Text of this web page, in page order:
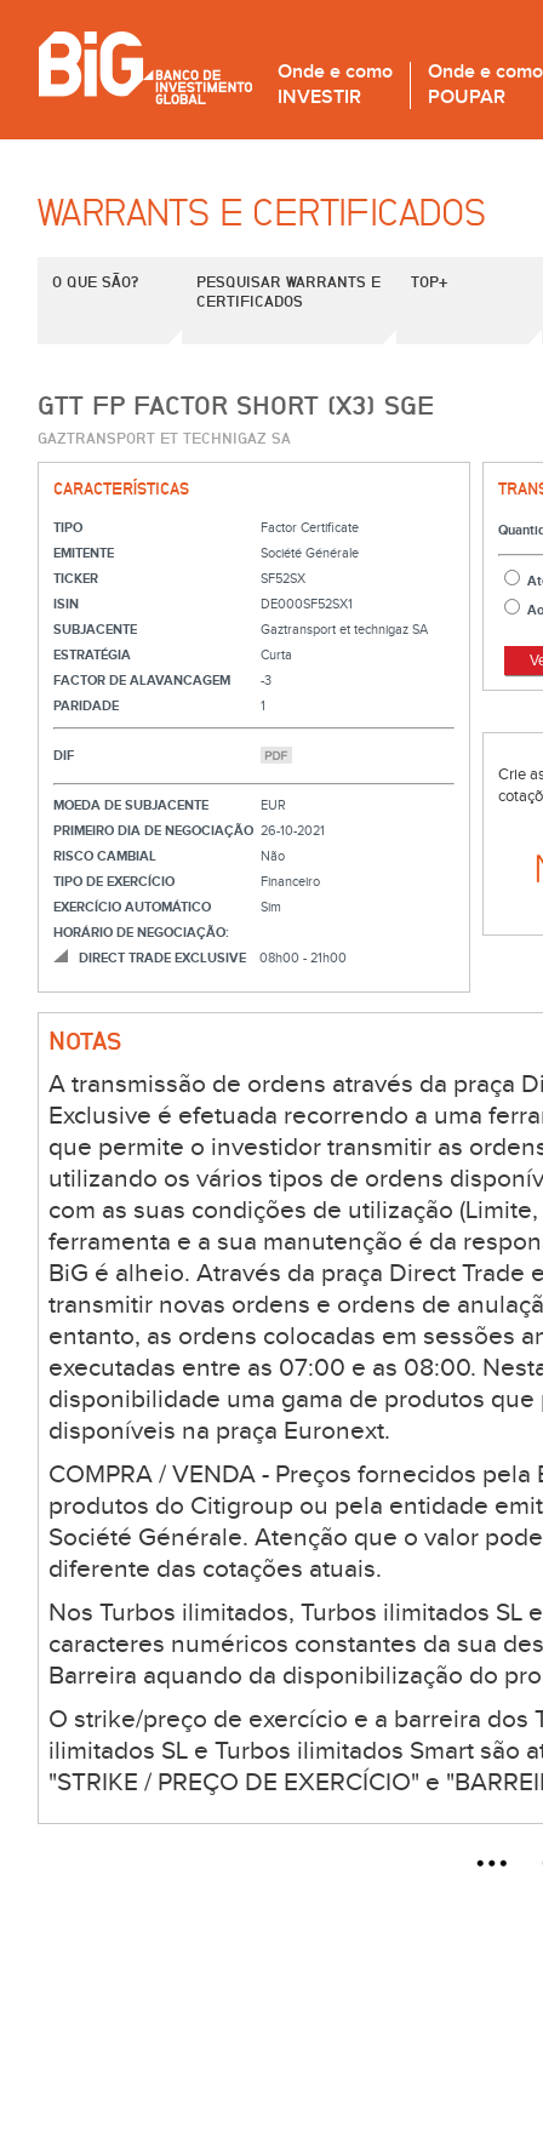
Onde e como
INVESTIR
Onde e como
POUPAR
WARRANTS E CERTIFICADOS
O QUE SÃO?
PESQUISAR WARRANTS E
CERTIFICADOS
TOP+
GTT FP FACTOR SHORT (X3) SGE
GAZTRANSPORT ET TECHNIGAZ SA
CARACTERÍSTICAS
TIPO
Factor Certificate
EMITENTE
Société Générale
TICKER
SF52SX
ISIN
DE000SF52SX1
SUBJACENTE
Gaztransport et technigaz SA
ESTRATÉGIA
Curta
FACTOR DE ALAVANCAGEM
-3
PARIDADE
1
DIF
MOEDA DE SUBJACENTE
EUR
PRIMEIRO DIA DE NEGOCIAÇÃO 26-10-2021
RISCO CAMBIAL
Não
TIPO DE EXERCÍCIO
Financeiro
EXERCÍCIO AUTOMÁTICO
Sim
HORÁRIO DE NEGOCIAÇÃO:
DIRECT TRADE EXCLUSIVE
08h00 - 21h00
Crie
NOTAS
A transmissão de ordens através da praça
Exclusive é efetuada recorrendo a uma
que permite o investidor transmitir as
utilizando os vários tipos de ordens
com as suas condições de utilização
ferramenta e a sua manutenção é da
BiG é alheio. Através da praça Direct Trade
transmitir novas ordens e ordens de
entanto, as ordens colocadas em sessões
executadas entre as 07:00 e as 08:00.
disponibilidade uma gama de produtos
disponíveis na praça Euronext.
COMPRA / VENDA - Preços fornecidos
produtos do Citigroup ou pela entidade
Société Générale. Atenção que o valor
diferente das cotações atuais.
Nos Turbos ilimitados, Turbos ilimitados SL
caracteres numéricos constantes da sua
Barreira aquando da disponibilização do
O strike/preço de exercício e a barreira dos
ilimitados SL e Turbos ilimitados Smart são
"STRIKE / PREÇO DE EXERCÍCIO" e